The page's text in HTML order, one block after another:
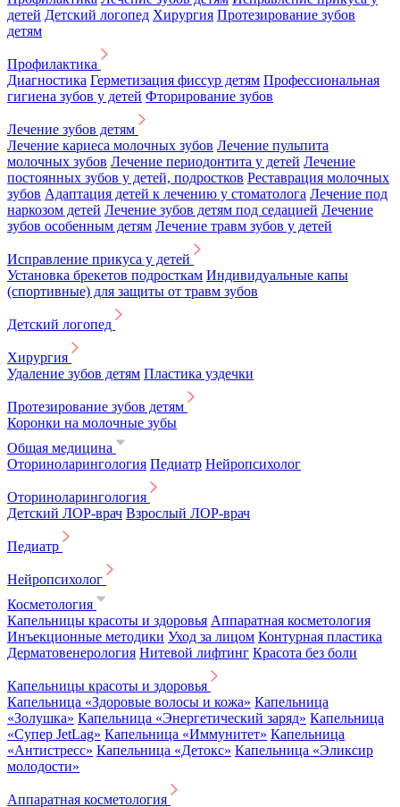
детей Детский логопед Хирургия Протезирование зубов
детям
Профилактика
Диагностика Герметизация фиссур детям Профессиональная
гигиена зубов у детей Фторирование зубов
Лечение зубов детям
Лечение кариеса молочных зубов Лечение пульпита
молочных зубов Лечение периодонтита у детей Лечение
постоянных зубов у детей, подростков Реставрация молочных
зубов Адаптация детей к лечению у стоматолога Лечение под
наркозом детей Лечение зубов детям под седацией Лечение
зубов особенным детям Лечение травм зубов у детей
Исправление прикуса у детей
Установка брекетов подросткам Индивидуальные капы
(спортивные) для защиты от травм зубов
Детский логопед
Хирургия
Удаление зубов детям Пластика уздечки
Протезирование зубов детям
Коронки на молочные зубы
Общая медицина
Оториноларингология Педиатр Нейропсихолог
Оториноларингология
Детский ЛОР-врач Взрослый ЛОР-врач
Педиатр
Нейропсихолог
Косметология
Капельницы красоты и здоровья Аппаратная косметология
Инъекционные методики Уход за лицом Контурная пластика
Дерматовенерология Нитевой лифтинг Красота без боли
Капельницы красоты и здоровья
Капельница «Здоровые волосы и кожа» Капельница
«Золушка» Капельница «Энергетический заряд» Капельница
«Супер JetLag» Капельница «Иммунитет» Капельница
«Антистресс» Капельница «Детокс» Капельница «Эликсир
молодости»
Аппаратная косметология